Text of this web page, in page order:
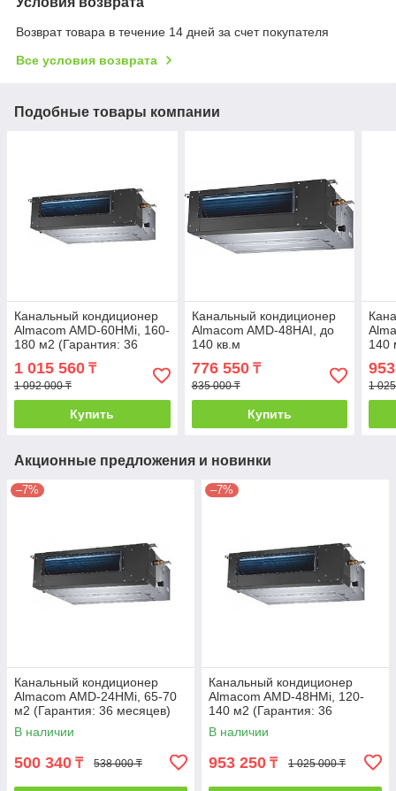
Возврат товара в течение 14 дней за счет покупателя
Все условия возврата
Подобные товары компании
Канальный кондиционер
Almacom AMD-60HMi, 160-
180 м2 (Гарантия: 36
1 015 560 ₸
1 092 000 ₸
Купить
Канальный кондиционер
Almacom AMD-48HАI, до
140 кв.м
776 550₸
835 000 ₸
Купить
140
1
Акционные предложения и новинки
–7%
Канальный кондиционер
Almacom AMD-24HМi, 65-70
м2 (Гарантия: 36 месяцев)
В наличии
500 340 ₸ 538 000 ₸
–7%
Канальный кондиционер
Almacom AMD-48HМi, 120-
140 м2 (Гарантия: 36
месяцев)
В наличии
953 250 ₸ 1 025 000 ₸